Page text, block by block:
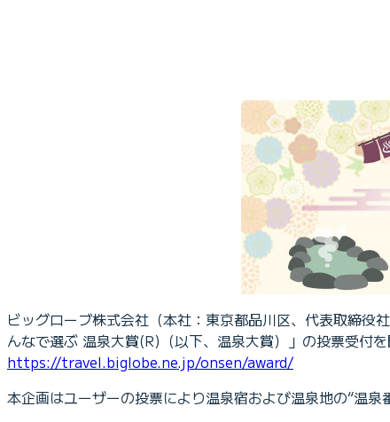
ビッグローブ株式会社（本社：東京都品川区、代表取締
んなで選ぶ 温泉大賞(R)（以下、温泉大賞）」の投票受付を
https://travel.biglobe.ne.jp/onsen/award/
本企画はユーザーの投票により温泉宿および温泉地の“温